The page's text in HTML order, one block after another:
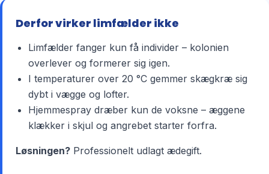
Derfor virker limfælder ikke
Limfælder fanger kun få individer – kolonien
overlever og formerer sig igen.
I temperaturer over 20 °C gemmer skægkræ sig
dybt i vægge og lofter.
Hjemmespray dræber kun de voksne – æggene
klækker i skjul og angrebet starter forfra.
Løsningen? Professionelt udlagt ædegift.